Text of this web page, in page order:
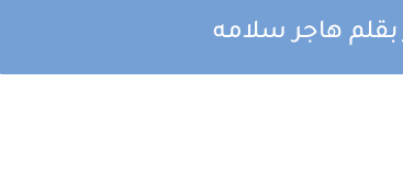
هاجر سلامه